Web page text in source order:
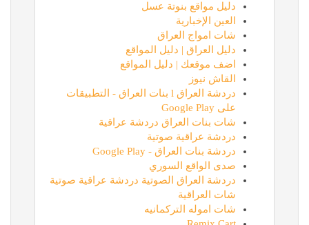
دليل مواقع بنوتة عسل
العين الإخبارية
شات امواج العراق
دليل العراق | دليل المواقع
اضف موقعك | دليل المواقع
القاش نيوز
دردشة العراق l بنات العراق - التطبيقات
على Google Play
شات بنات العراق دردشة عراقية
دردشة عراقية صوتية
دردشة بنات العراق - Google Play
صدى الواقع السوري
دردشة العراق الصوتية دردشة عراقية صوتية
شات العراقية
شات اموله التركمانيه